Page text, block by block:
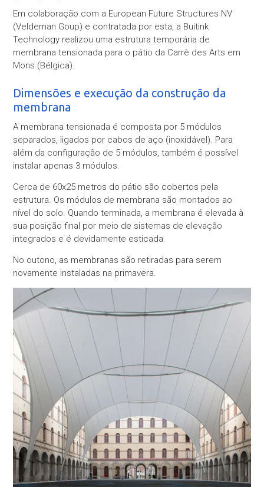
Em colaboração com a European Future Structures NV
(Veldeman Goup) e contratada por esta, a Buitink
Technology realizou uma estrutura temporária de
membrana tensionada para o pátio da Carrè des Arts em
Mons (Bélgica).
Dimensões e execução da construção da
membrana
A membrana tensionada é composta por 5 módulos
separados, ligados por cabos de aço (inoxidável). Para
além da configuração de 5 módulos, também é possível
instalar apenas 3 módulos.
Cerca de 60x25 metros do pátio são cobertos pela
estrutura. Os módulos de membrana são montados ao
nível do solo. Quando terminada, a membrana é elevada à
sua posição final por meio de sistemas de elevação
integrados e é devidamente esticada.
No outono, as membranas são retiradas para serem
novamente instaladas na primavera.